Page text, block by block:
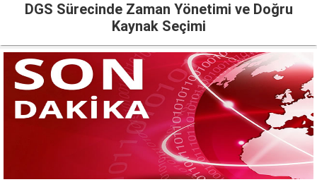
DGS Sürecinde Zaman Yönetimi ve Doğru
Kaynak Seçimi